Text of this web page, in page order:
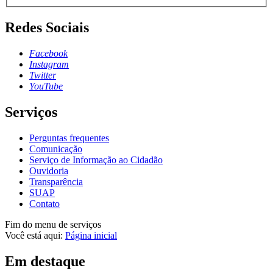
Redes Sociais
Facebook
Instagram
Twitter
YouTube
Serviços
Perguntas frequentes
Comunicação
Serviço de Informação ao Cidadão
Ouvidoria
Transparência
SUAP
Contato
Fim do menu de serviços
Você está aqui: Página inicial
Em destaque